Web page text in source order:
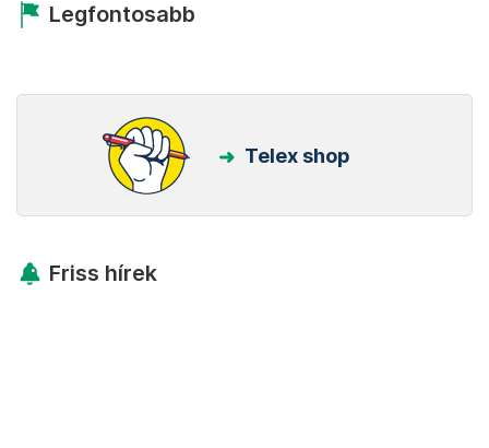
Legfontosabb
Telex shop
Friss hírek